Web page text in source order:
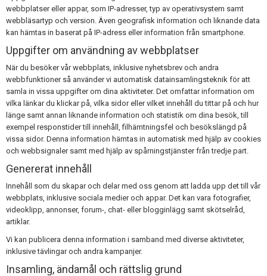
webbplatser eller appar, som IP-adresser, typ av operativsystem samt
webbläsartyp och version. Även geografisk information och liknande data
kan hämtas in baserat på IP-adress eller information från smartphone.
Uppgifter om användning av webbplatser
När du besöker vår webbplats, inklusive nyhetsbrev och andra
webbfunktioner så använder vi automatisk datainsamlingsteknik för att
samla in vissa uppgifter om dina aktiviteter. Det omfattar information om
vilka länkar du klickar på, vilka sidor eller vilket innehåll du tittar på och hur
länge samt annan liknande information och statistik om dina besök, till
exempel responstider till innehåll, filhämtningsfel och besökslängd på
vissa sidor. Denna information hämtas in automatisk med hjälp av cookies
och webbsignaler samt med hjälp av spårningstjänster från tredje part.
Genererat innehåll
Innehåll som du skapar och delar med oss genom att ladda upp det till vår
webbplats, inklusive sociala medier och appar. Det kan vara fotografier,
videoklipp, annonser, forum-, chat- eller blogginlägg samt skötselråd,
artiklar.
Vi kan publicera denna information i samband med diverse aktiviteter,
inklusive tävlingar och andra kampanjer.
Insamling, ändamål och rättslig grund